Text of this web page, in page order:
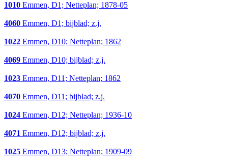
1010 Emmen, D1; Netteplan; 1878-05
4060 Emmen, D1; bijblad; z.j.
1022 Emmen, D10; Netteplan; 1862
4069 Emmen, D10; bijblad; z.j.
1023 Emmen, D11; Netteplan; 1862
4070 Emmen, D11; bijblad; z.j.
1024 Emmen, D12; Netteplan; 1936-10
4071 Emmen, D12; bijblad; z.j.
1025 Emmen, D13; Netteplan; 1909-09